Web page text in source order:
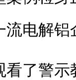
流电解
了警示